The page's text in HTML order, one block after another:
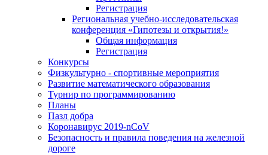
Регистрация
Региональная учебно-исследовательская
конференция «Гипотезы и открытия!»
Общая информация
Регистрация
Конкурсы
Физкультурно - спортивные мероприятия
Развитие математического образования
Турнир по программированию
Планы
Пазл добра
Коронавирус 2019-nCoV
Безопасность и правила поведения на железной
дороге